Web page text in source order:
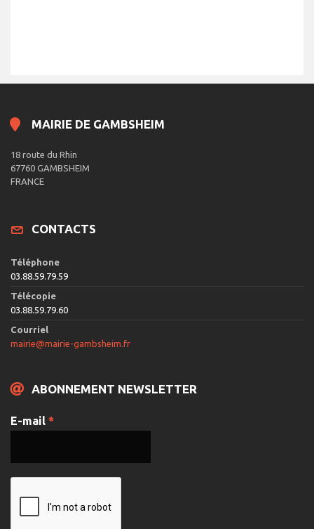
MAIRIE DE GAMBSHEIM
18 route du Rhin
67760 GAMBSHEIM
FRANCE
CONTACTS
Téléphone
03.88.59.79.59
Télécopie
03.88.59.79.60
Courriel
mairie@mairie-gambsheim.fr
ABONNEMENT NEWSLETTER
E-mail *